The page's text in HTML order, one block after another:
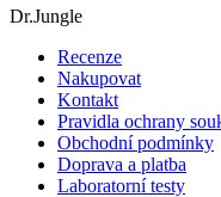
Dr.Jungle
Recenze
Nakupovat
Kontakt
Pravidla ochrany
Obchodní podmínky
Doprava a platba
Laboratorní testy